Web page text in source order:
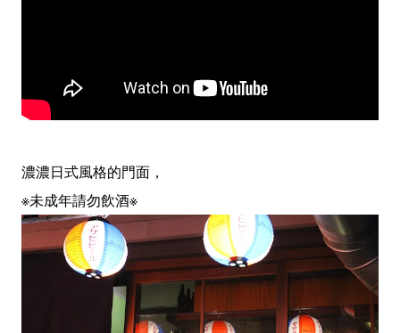
濃濃日式風格的門面，
※未成年請勿飲酒※